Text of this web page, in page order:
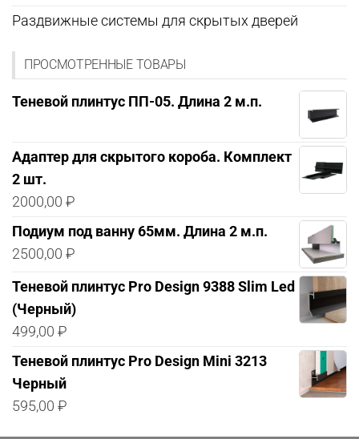
Раздвижные системы для скрытых дверей
ПРОСМОТРЕННЫЕ ТОВАРЫ
Теневой плинтус ПП-05. Длина 2 м.п.
Адаптер для скрытого короба. Комплект
2 шт.
2000,00 ₽
Подиум под ванну 65мм. Длина 2 м.п.
2500,00 ₽
Теневой плинтус Pro Design 9388 Slim Led
(Черный)
499,00 ₽
Теневой плинтус Pro Design Mini 3213
Черный
595,00 ₽